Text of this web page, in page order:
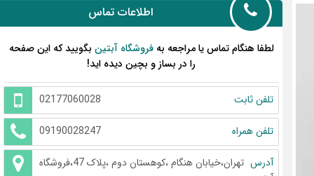
اطلاعات تماس
لطفا هنگام تماس یا مراجعه بهفروشگاه آبتین بگویید که این صفحه
را در بساز و بچین دیده اید!
تلفن ثابت 02177060028
تلفن همراه 09190028247
آدرس
تهران،خیابان هنگام ،کوهستان دوم ،پلاک 47،فروشگاه